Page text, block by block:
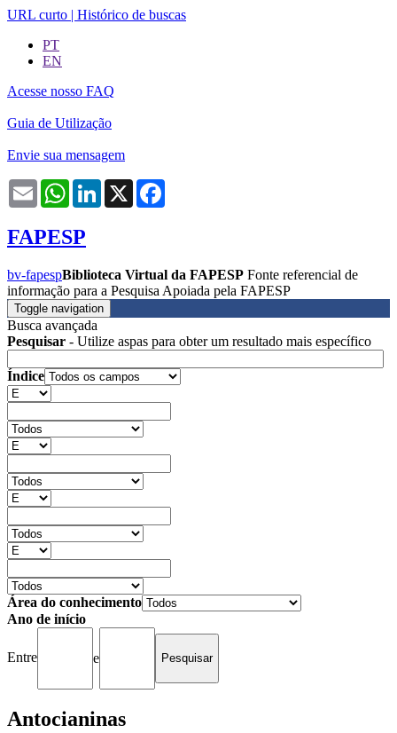
URL curto | Histórico de buscas
PT
EN
Acesse nosso FAQ
Guia de Utilização
Envie sua mensagem
Email WhatsAppLinkedIn
X
FAPESP
bv-fapespBiblioteca Virtual da FAPESP Fonte referencial de
informação para a Pesquisa Apoiada pela FAPESP
Toggle navigation
Busca avançada
Pesquisar - Utilize aspas para obter um resultado mais específico
Índice
Área do conhecimento
Ano de início
Entre e
Antocianinas